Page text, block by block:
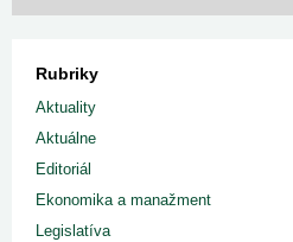
Rubriky
Aktuality
Aktuálne
Editoriál
Ekonomika a manažment
Legislatíva